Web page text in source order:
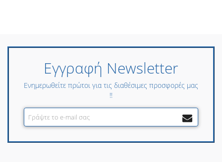
Εγγραφή Newsletter
Ενημερωθείτε πρώτοι για τις διαθέσιμες προσφορές μας
!!